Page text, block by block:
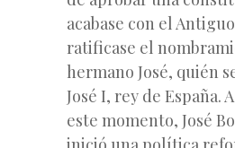
acabase con el
ratificase el
hermano José, quién
José I, rey de España.
este momento, José